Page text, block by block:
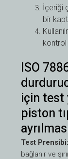
İçeriği
bir
kontrol
ISO
için test
piston
Test
bağlanır ve